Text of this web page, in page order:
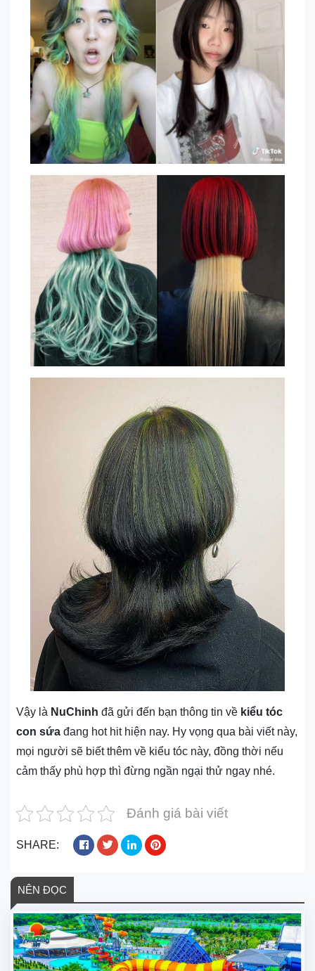
Vậy là NuChinh đã gửi đến bạn thông tin về kiểu tóc
con sứa đang hot hit hiện nay. Hy vọng qua bài viết này,
mọi người sẽ biết thêm về kiểu tóc này, đồng thời nếu
cảm thấy phù hợp thì đừng ngần ngại thử ngay nhé.
Đánh giá bài viết
SHARE:
NÊN ĐỌC